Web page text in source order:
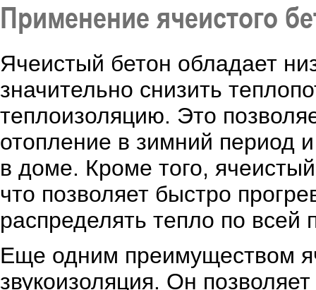
Применение ячеистого
Ячеистый бетон обладает
значительно снизить
теплоизоляцию. Это
отопление в зимний период
в доме. Кроме того,
что позволяет быстро
распределять тепло по всей
Еще одним преимуществом
звукоизоляция. Он